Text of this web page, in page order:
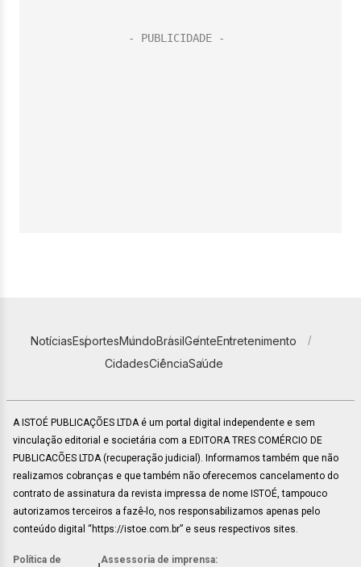
NotíciasEsportesMundoBrasilGenteEntretenimento
CidadesCiênciaSaúde
A ISTOÉ PUBLICAÇÕES LTDA é um portal digital independente e sem
vinculação editorial e societária com a EDITORA TRES COMÉRCIO DE
PUBLICACÕES LTDA (recuperação judicial). Informamos também que não
realizamos cobranças e que também não oferecemos cancelamento do
contrato de assinatura da revista impressa de nome ISTOÉ, tampouco
autorizamos terceiros a fazê-lo, nos responsabilizamos apenas pelo
conteúdo digital “https://istoe.com.br” e seus respectivos sites.
Política de Assessoria de imprensa: